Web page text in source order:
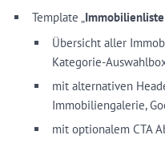
Template „Immobilienliste
Übersicht aller
Kategorie-
mit alternativen
Immobiliengalerie,
mit optionalem CTA